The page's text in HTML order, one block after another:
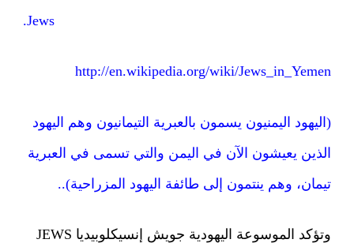
Jews.
http://en.wikipedia.org/wiki/Jews_in_Yemen
(اليهود اليمنيون يسمون بالعبرية التيمانيون وهم اليهود
الذين يعيشون الآن في اليمن والتي تسمى في العبرية
تيمان، وهم ينتمون إلى طائفة اليهود المزراحية)..
وتؤكد الموسوعة اليهودية جويش إنسيكلوبيديا JEWS